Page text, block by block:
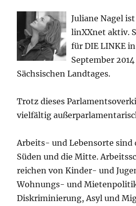
Juliane Nagel
linXXnet aktiv.
für DIE LINKE
September
Sächsischen Landtages.
Trotz dieses
vielfältig
Arbeits- und Lebensorte sind
Süden und die Mitte.
reichen von Kinder- und
Wohnungs- und
Diskriminierung, Asyl und